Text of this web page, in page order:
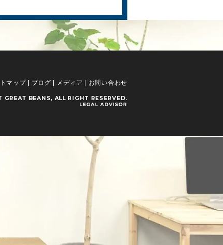
マップ| ブログ メディア お問い合わせ
GREAT BEANS, ALL RIGHT RESERVED.